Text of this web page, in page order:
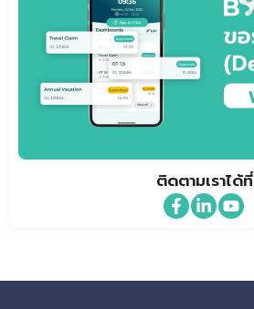
ติดตามเราได้ที่